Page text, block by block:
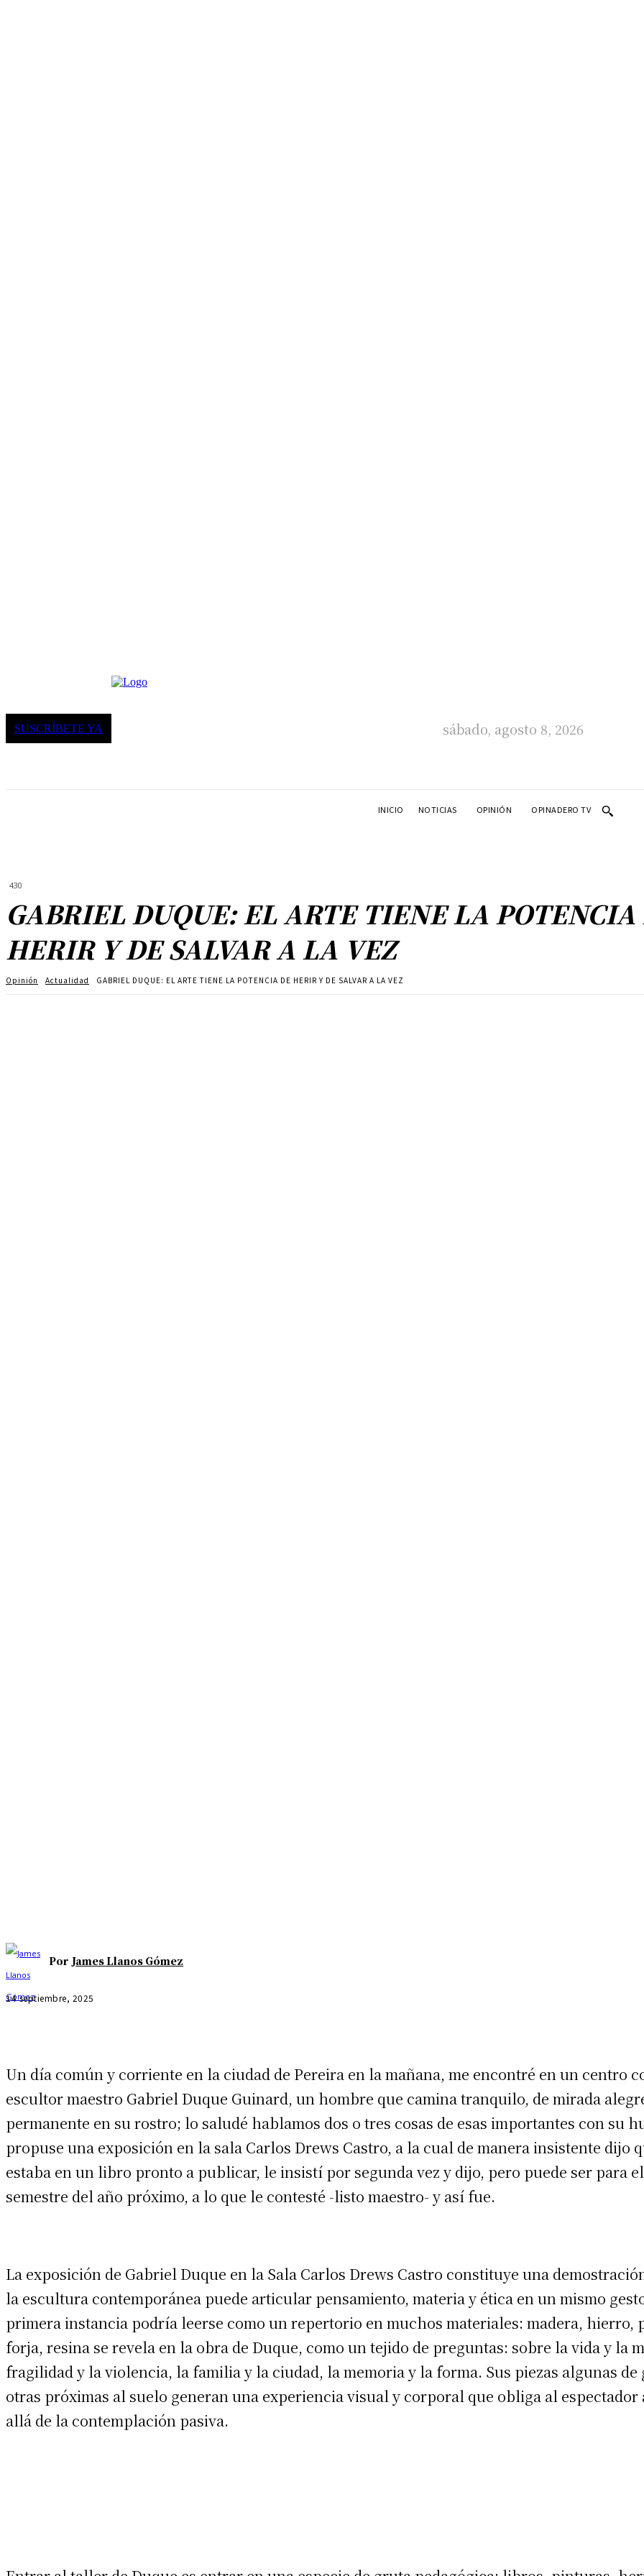
SUSCRÍBETE YA sábado, agosto 8, 2026
INICIO NOTICIAS OPINIÓN OPINADERO TV
430
GABRIEL DUQUE: EL ARTE TIENE LA POTENCIA
HERIR Y DE SALVAR A LA VEZ
Opinión Actualidad GABRIEL DUQUE: EL ARTE TIENE LA POTENCIA DE HERIR Y DE SALVAR A LA VEZ
Por James Llanos Gómez
14 septiembre, 2025
Un día común y corriente en la ciudad de Pereira en la mañana, me encontré en un centro
escultor maestro Gabriel Duque Guinard, un hombre que camina tranquilo, de mirada
permanente en su rostro; lo saludé hablamos dos o tres cosas de esas importantes con su
propuse una exposición en la sala Carlos Drews Castro, a la cual de manera insistente dijo
estaba en un libro pronto a publicar, le insistí por segunda vez y dijo, pero puede ser para
semestre del año próximo, a lo que le contesté -listo maestro- y así fue.
La exposición de Gabriel Duque en la Sala Carlos Drews Castro constituye una
la escultura contemporánea puede articular pensamiento, materia y ética en un mismo
primera instancia podría leerse como un repertorio en muchos materiales: madera, hierro,
forja, resina se revela en la obra de Duque, como un tejido de preguntas: sobre la vida y la
fragilidad y la violencia, la familia y la ciudad, la memoria y la forma. Sus piezas algunas
otras próximas al suelo generan una experiencia visual y corporal que obliga al espectador
allá de la contemplación pasiva.